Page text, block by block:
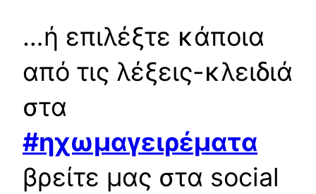
…ή επιλέξτε κάποια
από τις λέξεις-κλειδιά
στα
#ηχωμαγειρέματα
βρείτε μας στα social